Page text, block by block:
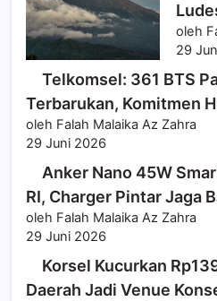
oleh
29
Telkomsel: 361 BTS
Terbarukan, Komitmen
oleh Falah Malaika Az Zahra
29 Juni 2026
Anker Nano 45W
RI, Charger Pintar Jaga
oleh Falah Malaika Az Zahra
29 Juni 2026
Korsel Kucurkan
Daerah Jadi Venue